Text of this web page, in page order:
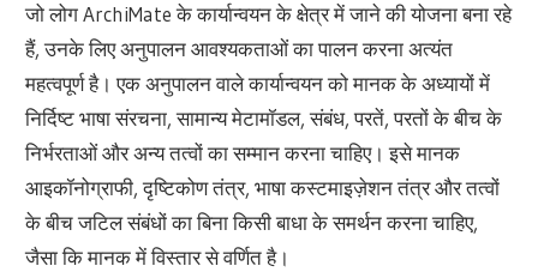
जो लोग ArchiMate के कार्यान्वयन के क्षेत्र में जाने की योजना बना रहे
हैं, उनके लिए अनुपालन आवश्यकताओं का पालन करना अत्यंत
महत्वपूर्ण है। एक अनुपालन वाले कार्यान्वयन को मानक के अध्यायों में
निर्दिष्ट भाषा संरचना, सामान्य मेटामॉडल, संबंध, परतें, परतों के बीच के
निर्भरताओं और अन्य तत्वों का सम्मान करना चाहिए। इसे मानक
आइकॉनोग्राफी, दृष्टिकोण तंत्र, भाषा कस्टमाइज़ेशन तंत्र और तत्वों
के बीच जटिल संबंधों का बिना किसी बाधा के समर्थन करना चाहिए,
जैसा कि मानक में विस्तार से वर्णित है।